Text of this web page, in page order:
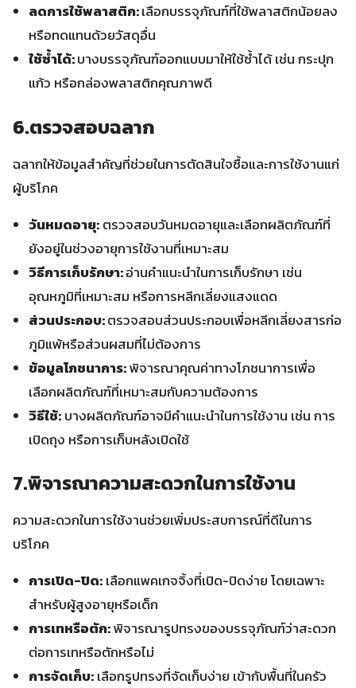
ลดการใช้พลาสติก:เลือกบรรจุภัณฑ์ที่ใช้พลาสติกน้อยลง
หรือทดแทนด้วยวัสดุอื่น
ใช้ซ้ำได้:บางบรรจุภัณฑ์ออกแบบมาให้ใช้ซ้ำได้ เช่น กระปุก
แก้ว หรือกล่องพลาสติกคุณภาพดี
6.ตรวจสอบฉลาก
ฉลากให้ข้อมูลสำคัญที่ช่วยในการตัดสินใจซื้อและการใช้งานแก่
ผู้บริโภค
วันหมดอายุ:ตรวจสอบวันหมดอายุและเลือกผลิตภัณฑ์ที่
ยังอยู่ในช่วงอายุการใช้งานที่เหมาะสม
วิธีการเก็บรักษา:อ่านคำแนะนำในการเก็บรักษา เช่น
อุณหภูมิที่เหมาะสม หรือการหลีกเลี่ยงแสงแดด
ส่วนประกอบ:ตรวจสอบส่วนประกอบเพื่อหลีกเลี่ยงสารก่อ
ภูมิแพ้หรือส่วนผสมที่ไม่ต้องการ
ข้อมูลโภชนาการ:พิจารณาคุณค่าทางโภชนาการเพื่อ
เลือกผลิตภัณฑ์ที่เหมาะสมกับความต้องการ
วิธีใช้:บางผลิตภัณฑ์อาจมีคำแนะนำในการใช้งาน เช่น การ
เปิดถุง หรือการเก็บหลังเปิดใช้
7.พิจารณาความสะดวกในการใช้งาน
ความสะดวกในการใช้งานช่วยเพิ่มประสบการณ์ที่ดีในการ
บริโภค
การเปิด-ปิด:เลือกแพคเกจจิ้งที่เปิด-ปิดง่าย โดยเฉพาะ
สำหรับผู้สูงอายุหรือเด็ก
การเทหรือตัก:พิจารณารูปทรงของบรรจุภัณฑ์ว่าสะดวก
ต่อการเทหรือตักหรือไม่
การจัดเก็บ:เลือกรูปทรงที่จัดเก็บง่าย เข้ากับพื้นที่ในครัว